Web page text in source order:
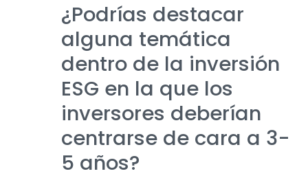
¿Podrías destacar
alguna temática
dentro de la inversión
ESG en la que los
inversores deberían
centrarse de cara a 3-
5 años?